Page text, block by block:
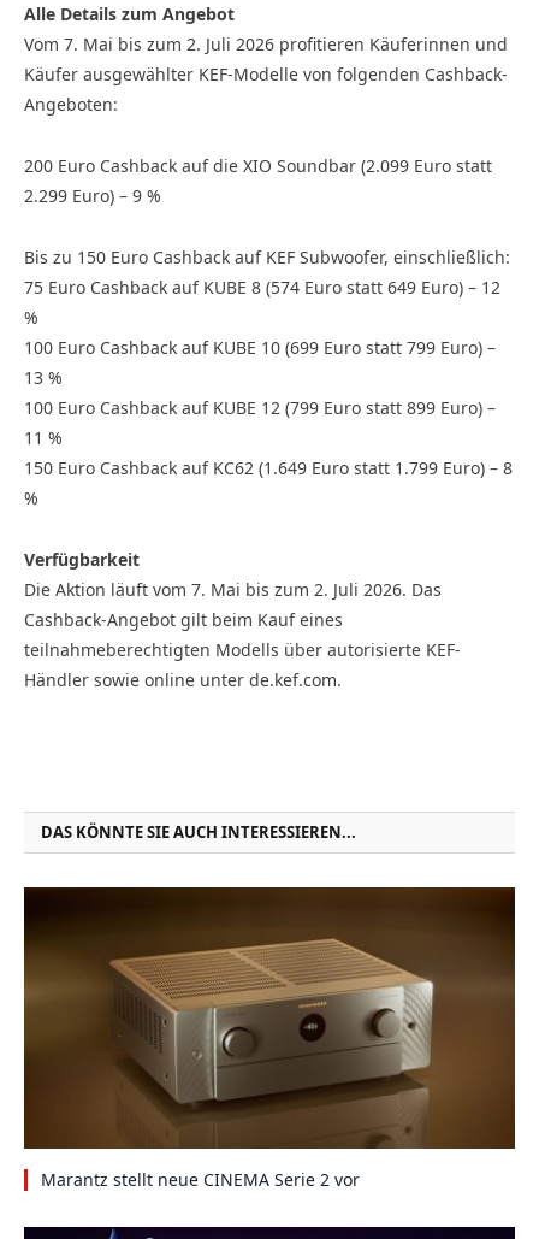
Alle Details zum Angebot
Vom 7. Mai bis zum 2. Juli 2026 profitieren Käuferinnen und
Käufer ausgewählter KEF-Modelle von folgenden Cashback-
Angeboten:
200 Euro Cashback auf die XIO Soundbar (2.099 Euro statt
2.299 Euro) – 9 %
Bis zu 150 Euro Cashback auf KEF Subwoofer, einschließlich:
75 Euro Cashback auf KUBE 8 (574 Euro statt 649 Euro) – 12
%
100 Euro Cashback auf KUBE 10 (699 Euro statt 799 Euro) –
13 %
100 Euro Cashback auf KUBE 12 (799 Euro statt 899 Euro) –
11 %
150 Euro Cashback auf KC62 (1.649 Euro statt 1.799 Euro) – 8
%
Verfügbarkeit
Die Aktion läuft vom 7. Mai bis zum 2. Juli 2026. Das
Cashback-Angebot gilt beim Kauf eines
teilnahmeberechtigten Modells über autorisierte KEF-
Händler sowie online unter de.kef.com.
DAS KÖNNTE SIE AUCH INTERESSIEREN...
Marantz stellt neue CINEMA Serie 2 vor